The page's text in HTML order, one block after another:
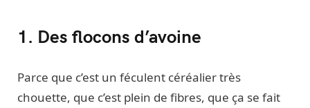
1. Des flocons d’avoine
Parce que c’est un féculent céréalier très
chouette, que c’est plein de fibres, que ça se fait